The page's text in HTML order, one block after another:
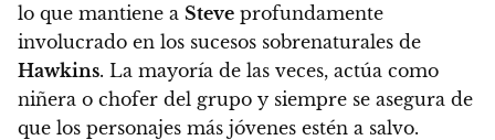
lo que mantiene a Steve profundamente
involucrado en los sucesos sobrenaturales de
Hawkins. La mayoría de las veces, actúa como
niñera o chofer del grupo y siempre se asegura de
que los personajes más jóvenes estén a salvo.